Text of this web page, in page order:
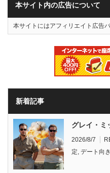
本サイト内の広告について
本サイトにはアフィリエイト広告
新着記事
グレイ・ミ
2026/8/7
定, デート向